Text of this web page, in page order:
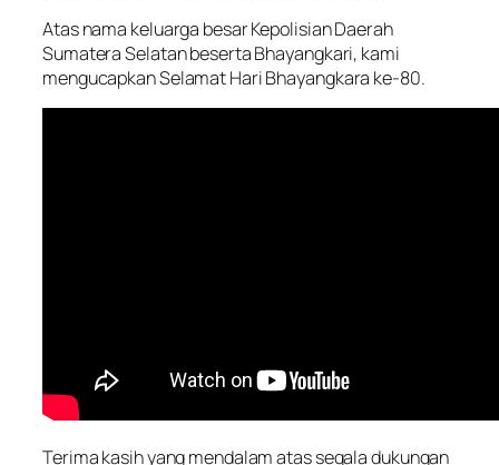
Atas nama keluarga besar Kepolisian Daerah
Sumatera Selatan beserta Bhayangkari, kami
mengucapkan Selamat Hari Bhayangkara ke-80.
Terima kasih yang mendalam atas segala dukungan